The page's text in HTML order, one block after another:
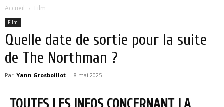
Accueil Film
Film
Quelle date de sortie pour la suite
de The Northman ?
Par Yann Grosboillot - 8 mai 2025